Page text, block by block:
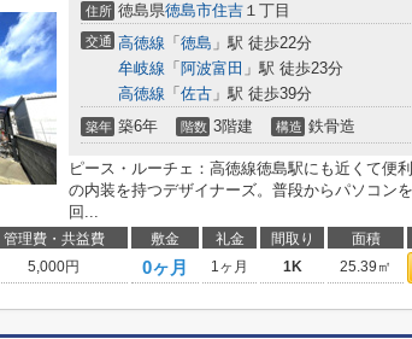
住所 徳島県徳島市住吉 １丁目
交通 高徳線 「 徳島 」駅 徒歩22分
牟岐線 「 阿波富田 」駅 徒歩23分
高徳線 「 佐古 」駅 徒歩39分
築年 築6年 階数 3階建 構造 鉄骨造
ピース・ルーチェ：高徳線徳島駅にも近くて便
の内装を持つデザイナーズ。普段からパソコン
回...
管理費・共益費 敷金 礼金 間取り 面積
5,000円 0ヶ月 1ヶ月 1K 25.39㎡